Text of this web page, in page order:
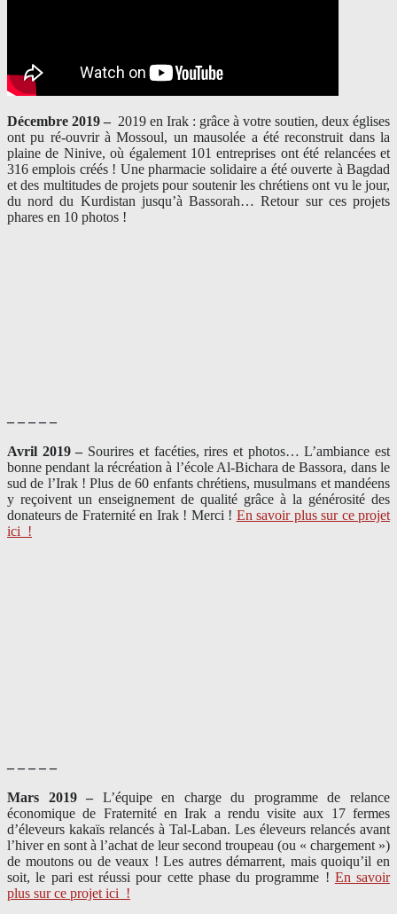
Décembre 2019 – 2019 en Irak : grâce à votre soutien, deux églises
ont pu ré-ouvrir à Mossoul, un mausolée a été reconstruit dans la
plaine de Ninive, où également 101 entreprises ont été relancées et
316 emplois créés ! Une pharmacie solidaire a été ouverte à Bagdad
et des multitudes de projets pour soutenir les chrétiens ont vu le jour,
du nord du Kurdistan jusqu’à Bassorah… Retour sur ces projets
phares en 10 photos !
– – – – –
Avril 2019 – Sourires et facéties, rires et photos… L’ambiance est
bonne pendant la récréation à l’école Al-Bichara de Bassora, dans le
sud de l’Irak ! Plus de 60 enfants chrétiens, musulmans et mandéens
y reçoivent un enseignement de qualité grâce à la générosité des
donateurs de Fraternité en Irak ! Merci ! En savoir plus sur ce projet
ici !
– – – – –
Mars 2019 – L’équipe en charge du programme de relance
économique de Fraternité en Irak a rendu visite aux 17 fermes
d’éleveurs kakaïs relancés à Tal-Laban. Les éleveurs relancés avant
l’hiver en sont à l’achat de leur second troupeau (ou « chargement »)
de moutons ou de veaux ! Les autres démarrent, mais quoiqu’il en
soit, le pari est réussi pour cette phase du programme ! En savoir
plus sur ce projet ici !